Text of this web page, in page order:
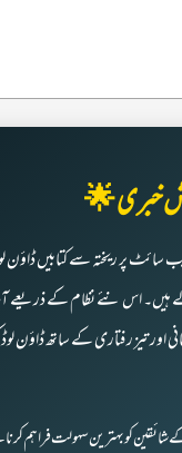
خبری 🌟
پر ریختہ سے کتابیں ڈاؤن
ہیں۔ اس نئے نظام کے ذریعے
اور تیز رفتاری کے ساتھ ڈاؤن
شائقین کو بہترین سہولت فراہم کرنا